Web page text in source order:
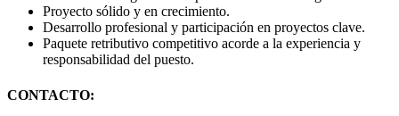
Proyecto sólido y en crecimiento.
Desarrollo profesional y participación en proyectos clave.
Paquete retributivo competitivo acorde a la experiencia y
responsabilidad del puesto.
CONTACTO: